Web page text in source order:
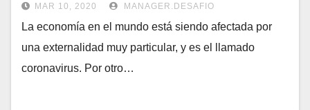
MAR 10, 2020 MANAGER.DESAFIO
La economía en el mundo está siendo afectada por
una externalidad muy particular, y es el llamado
coronavirus. Por otro…